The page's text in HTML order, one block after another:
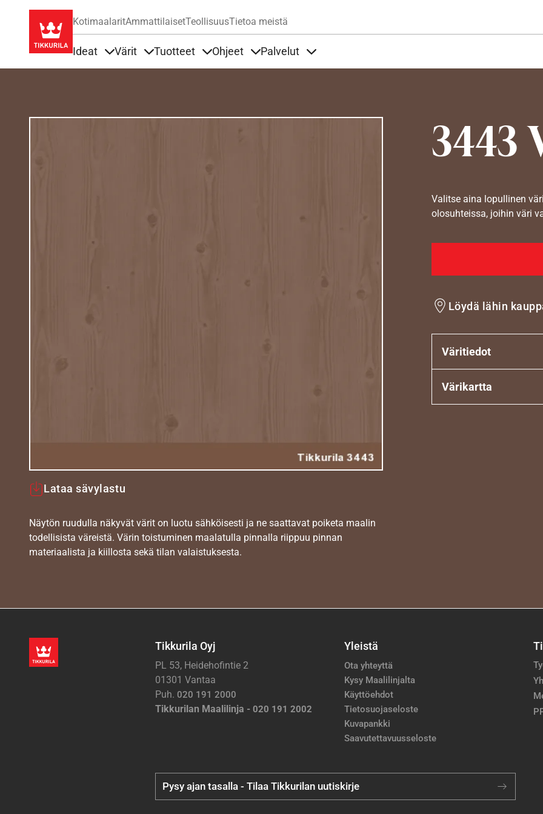
KotimaalaritAmmattilaisetTeollisuusTietoa meistä
Ideat Värit Tuotteet Ohjeet Palvelut
3443
Lataa sävylastu
Näytön ruudulla näkyvät värit on luotu sähköisesti ja ne saattavat poiketa maalin
todellisista väreistä. Värin toistuminen maalatulla pinnalla riippuu pinnan
materiaalista ja kiillosta sekä tilan valaistuksesta.
Valitse aina lopullinen
olosuhteissa, joihin väri
Löydä lähin
Väritiedot
Värikartta
Tikkurila Oyj
PL 53, Heidehofintie 2
01301 Vantaa
Puh. 020 191 2000
Tikkurilan Maalilinja - 020 191 2002
Yleistä
Ota yhteyttä
Kysy Maalilinjalta
Käyttöehdot
Tietosuojaseloste
Kuvapankki
Saavutettavuusseloste
Pysy ajan tasalla - Tilaa Tikkurilan uutiskirje